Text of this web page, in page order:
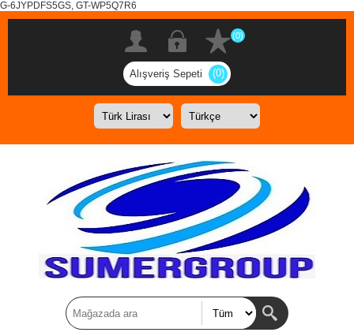
G-6JYPDFS5GS, GT-WP5Q7R6
(0)
Alışveriş Sepeti (0)